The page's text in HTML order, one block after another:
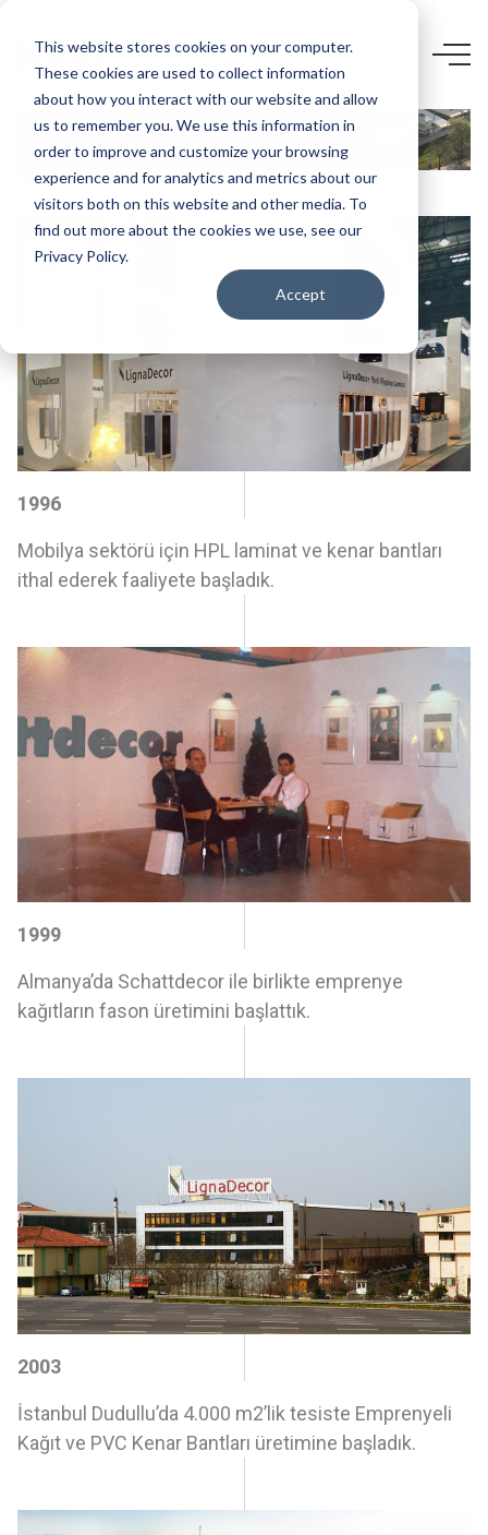
This website stores cookies on your computer.
These cookies are used to collect information
about how you interact with our website and allow
us to remember you. We use this information in
order to improve and customize your browsing
experience and for analytics and metrics about our
visitors both on this website and other media. To
find out more about the cookies we use, see our
Privacy Policy.
Accept
TARIHÇE
1996
Mobilya sektörü için HPL laminat ve kenar bantları
ithal ederek faaliyete başladık.
1999
Almanya’da Schattdecor ile birlikte emprenye
kağıtların fason üretimini başlattık.
2003
İstanbul Dudullu’da 4.000 m2’lik tesiste Emprenyeli
Kağıt ve PVC Kenar Bantları üretimine başladık.